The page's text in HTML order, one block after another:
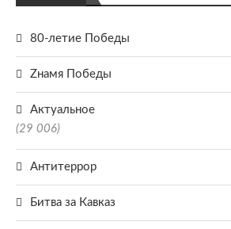
80-летие Победы
Zнамя Победы
Актуальное
(29 006)
Антитеррор
Битва за Кавказ